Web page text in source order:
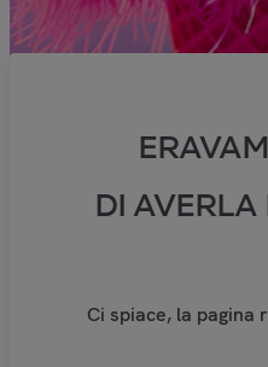
DI AVERLA
Ci spiace, la pagina